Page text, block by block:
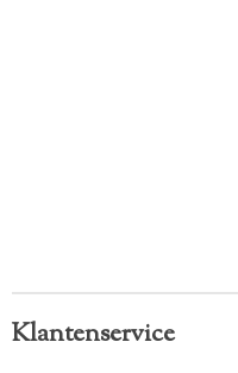
Klantenservice